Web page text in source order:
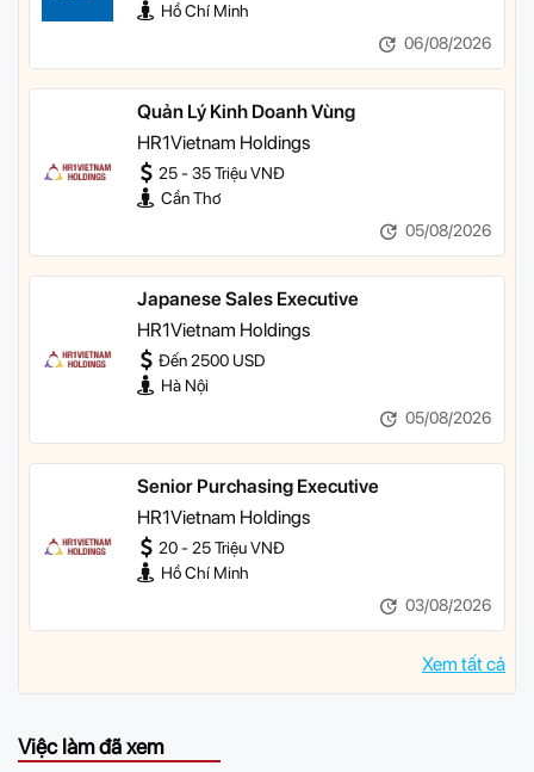
Hồ Chí Minh
06/08/2026
Quản Lý Kinh Doanh Vùng
HR1Vietnam Holdings
25 - 35 Triệu VNĐ
Cần Thơ
05/08/2026
Japanese Sales Executive
HR1Vietnam Holdings
Đến 2500 USD
Hà Nội
05/08/2026
Senior Purchasing Executive
HR1Vietnam Holdings
20 - 25 Triệu VNĐ
Hồ Chí Minh
03/08/2026
Xem tất cả
Việc làm đã xem